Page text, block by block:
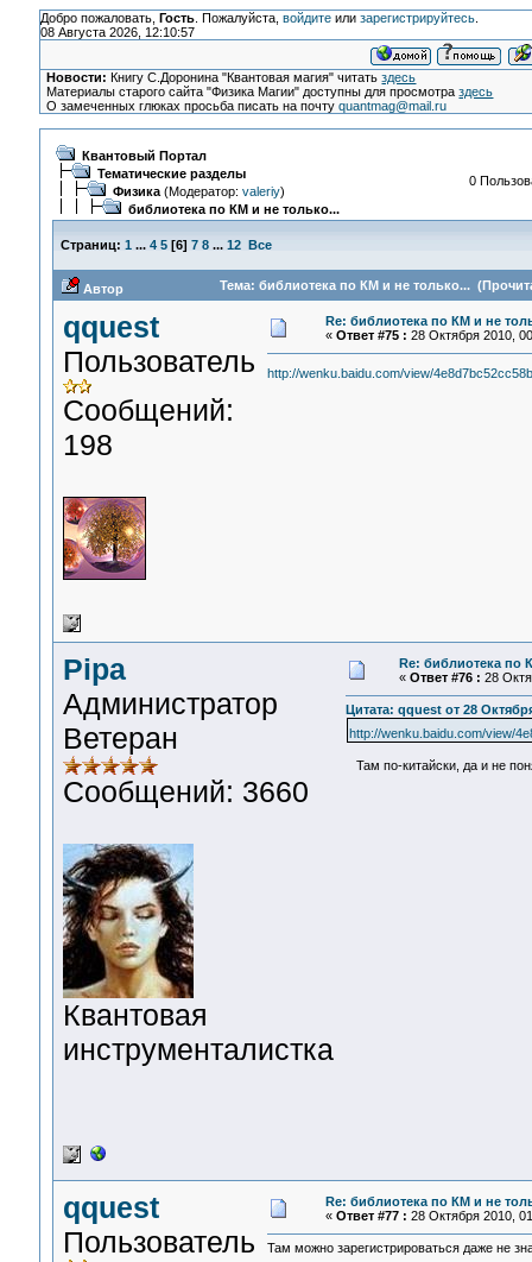
Добро пожаловать, Гость. Пожалуйста, войдитеили зарегистрируйтесь.
08 Августа 2026, 12:10:57
Новости: Книгу С.Доронина "Квантовая магия" читатьздесь
Материалы старого сайта "Физика Магии" доступны для просмотраздесь
О замеченных глюках просьба писать на почтуquantmag@mail.ru
Квантовый Портал
Тематические разделы
Физика(Модератор: valeriy)
библиотека по КМ и не только...
0
Страниц: 1 ... 4 5[6] 7 8 ... 12 Все
Автор Тема: библиотека по КМ и не только...
qquest
Пользователь
Сообщений:
198
Re: библиотека по КМ и не
« Ответ #75 : 28 Октября 2010,
http://wenku.baidu.com/view/
Pipa
Администратор
Ветеран
Сообщений: 3660
Квантовая
инструменталистка
Re: библиотека по
« Ответ #76 : 28
Цитата: qquest от 28
http://wenku.baidu.com/view/
Там по-китайски, да и не
qquest
Пользователь
Re: библиотека по КМ и не
« Ответ #77 : 28 Октября 2010,
Там можно зарегистрироваться даже не